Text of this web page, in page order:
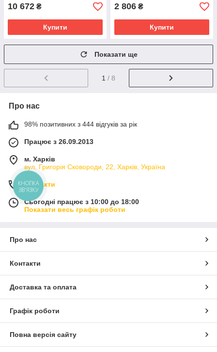
10 672 ₴
Купити
2 806 ₴
Купити
Показати ще
1 / 8
Про нас
98% позитивних з 444 відгуків за рік
Працює з 26.09.2013
м. Харків
вул. Григорія Сковороди, 22, Харків, Україна
Контакти
Сьогодні працює з 10:00 до 18:00
Показати весь графік роботи
Про нас
Контакти
Доставка та оплата
Графік роботи
Повна версія сайту
КНОПКА
ЗВ'ЯЗКУ